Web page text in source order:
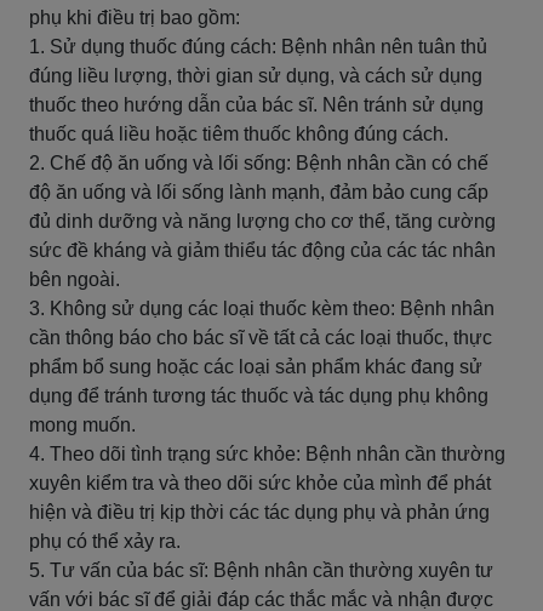
phụ khi điều trị bao gồm:
1. Sử dụng thuốc đúng cách: Bệnh nhân nên tuân thủ
đúng liều lượng, thời gian sử dụng, và cách sử dụng
thuốc theo hướng dẫn của bác sĩ. Nên tránh sử dụng
thuốc quá liều hoặc tiêm thuốc không đúng cách.
2. Chế độ ăn uống và lối sống: Bệnh nhân cần có chế
độ ăn uống và lối sống lành mạnh, đảm bảo cung cấp
đủ dinh dưỡng và năng lượng cho cơ thể, tăng cường
sức đề kháng và giảm thiểu tác động của các tác nhân
bên ngoài.
3. Không sử dụng các loại thuốc kèm theo: Bệnh nhân
cần thông báo cho bác sĩ về tất cả các loại thuốc, thực
phẩm bổ sung hoặc các loại sản phẩm khác đang sử
dụng để tránh tương tác thuốc và tác dụng phụ không
mong muốn.
4. Theo dõi tình trạng sức khỏe: Bệnh nhân cần thường
xuyên kiểm tra và theo dõi sức khỏe của mình để phát
hiện và điều trị kịp thời các tác dụng phụ và phản ứng
phụ có thể xảy ra.
5. Tư vấn của bác sĩ: Bệnh nhân cần thường xuyên tư
vấn với bác sĩ để giải đáp các thắc mắc và nhận được